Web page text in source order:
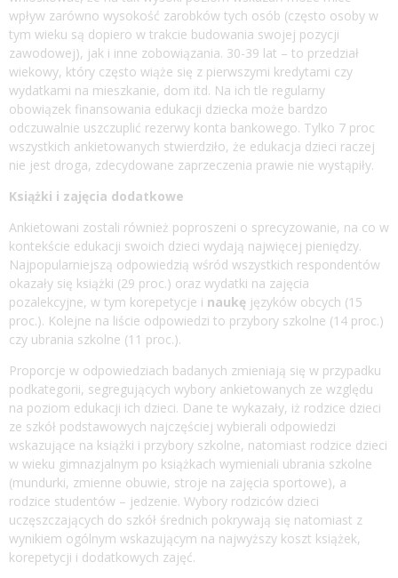
wpływ zarówno wysokość zarobków tych osób (często osoby w
tym wieku są dopiero w trakcie budowania swojej pozycji
zawodowej), jak i inne zobowiązania. 30-39 lat – to przedział
wiekowy, który często wiąże się z pierwszymi kredytami czy
wydatkami na mieszkanie, dom itd. Na ich tle regularny
obowiązek finansowania edukacji dziecka może bardzo
odczuwalnie uszczuplić rezerwy konta bankowego. Tylko 7 proc
wszystkich ankietowanych stwierdziło, że edukacja dzieci raczej
nie jest droga, zdecydowane zaprzeczenia prawie nie wystąpiły.
Książki i zajęcia dodatkowe
Ankietowani zostali również poproszeni o sprecyzowanie, na co w
kontekście edukacji swoich dzieci wydają najwięcej pieniędzy.
Najpopularniejszą odpowiedzią wśród wszystkich respondentów
okazały się książki (29 proc.) oraz wydatki na zajęcia
pozalekcyjne, w tym korepetycje i naukę języków obcych (15
proc.). Kolejne na liście odpowiedzi to przybory szkolne (14 proc.)
czy ubrania szkolne (11 proc.).
Proporcje w odpowiedziach badanych zmieniają się w przypadku
podkategorii, segregujących wybory ankietowanych ze względu
na poziom edukacji ich dzieci. Dane te wykazały, iż rodzice dzieci
ze szkół podstawowych najczęściej wybierali odpowiedzi
wskazujące na książki i przybory szkolne, natomiast rodzice dzieci
w wieku gimnazjalnym po książkach wymieniali ubrania szkolne
(mundurki, zmienne obuwie, stroje na zajęcia sportowe), a
rodzice studentów – jedzenie. Wybory rodziców dzieci
uczęszczających do szkół średnich pokrywają się natomiast z
wynikiem ogólnym wskazującym na najwyższy koszt książek,
korepetycji i dodatkowych zajęć.